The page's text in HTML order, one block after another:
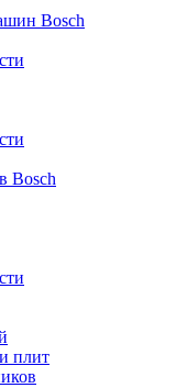
Bosch
Bosch
плит